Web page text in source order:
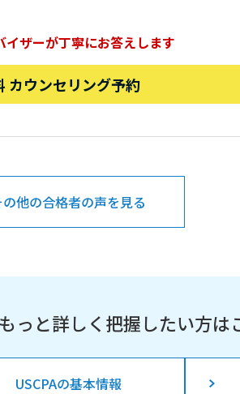
イザーが丁寧にお答えします
カウンセリング予約
の他の合格者の声を見る
もっと詳しく把握したい方は
USCPAの基本情報